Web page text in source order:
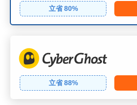
立省 80%
立省 88%